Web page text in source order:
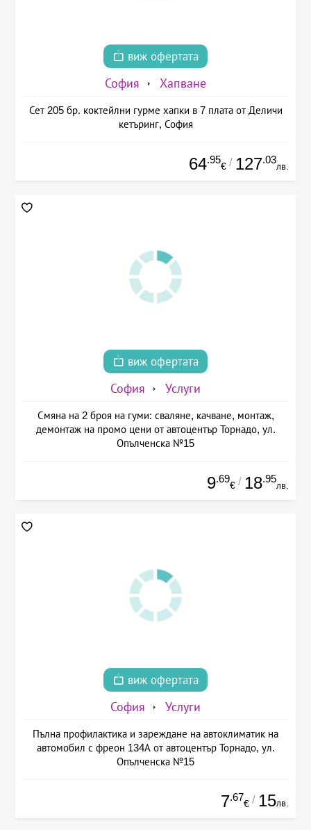
виж офертата
София Хапване
Сет 205 бр. коктейлни гурме хапки в 7 плата от Деличи
кетъринг, София
64.95
€ / 127.03
лв.
виж офертата
София Услуги
Смяна на 2 броя на гуми: сваляне, качване, монтаж,
демонтаж на промо цени от автоцентър Торнадо, ул.
Опълченска №15
9.69
€ / 18.95
лв.
виж офертата
София Услуги
Пълна профилактика и зареждане на автоклиматик на
автомобил с фреон 134А от автоцентър Торнадо, ул.
Опълченска №15
7.67
€ / 15лв.